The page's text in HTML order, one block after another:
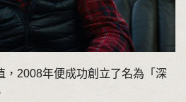
，2008年便成功創立了名為「深